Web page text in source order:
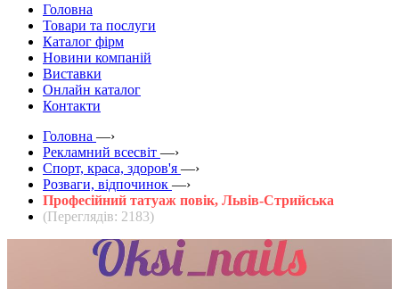
Головна
Товари та послуги
Каталог фірм
Новини компаній
Виставки
Онлайн каталог
Контакти
Головна —›
Рекламний всесвіт —›
Спорт, краса, здоров'я —›
Розваги, відпочинок —›
Професійний татуаж повік, Львів-Стрийська
(Переглядів: 2183)